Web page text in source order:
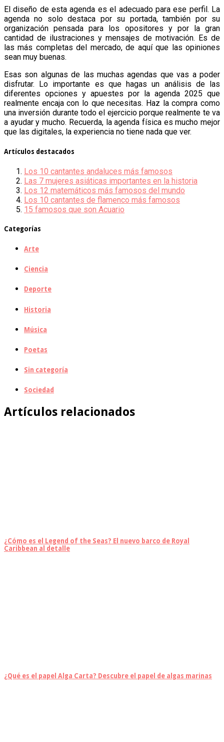
El diseño de esta agenda es el adecuado para ese perfil. La
agenda no solo destaca por su portada, también por su
organización pensada para los opositores y por la gran
cantidad de ilustraciones y mensajes de motivación. Es de
las más completas del mercado, de aquí que las opiniones
sean muy buenas.
Esas son algunas de las muchas agendas que vas a poder
disfrutar. Lo importante es que hagas un análisis de las
diferentes opciones y apuestes por la agenda 2025 que
realmente encaja con lo que necesitas. Haz la compra como
una inversión durante todo el ejercicio porque realmente te va
a ayudar y mucho. Recuerda, la agenda física es mucho mejor
que las digitales, la experiencia no tiene nada que ver.
Artículos destacados
Los 10 cantantes andaluces más famosos
Las 7 mujeres asiáticas importantes en la historia
Los 12 matemáticos más famosos del mundo
Los 10 cantantes de flamenco más famosos
15 famosos que son Acuario
Categorías
Arte
Ciencia
Deporte
Historia
Música
Poetas
Sin categoría
Sociedad
Artículos relacionados
¿Cómo es el Legend of the Seas? El nuevo barco de Royal
Caribbean al detalle
¿Qué es el papel Alga Carta? Descubre el papel de algas marinas